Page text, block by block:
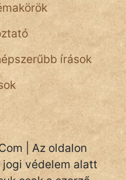
írások
| Az oldalon
védelem alatt